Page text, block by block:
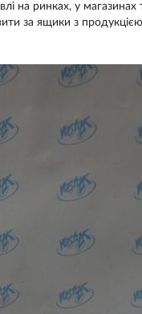
на ринках, у магазинах
за ящики з